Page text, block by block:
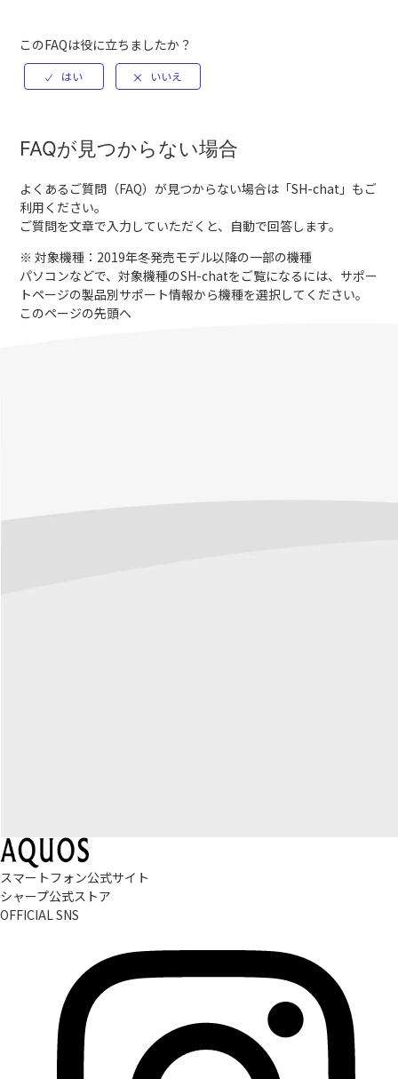
このFAQは役に立ちましたか？
FAQが見つからない場合
よくあるご質問（FAQ）が見つからない場合は「SH-chat 」もご
利用ください。
ご質問を文章で入力していただくと、自動で回答します。
※ 対象機種：2019年冬発売モデル以降の一部の機種
パソコンなどで、対象機種のSH-chatをご覧になるには、サポー
トページの製品別サポート情報から機種を選択してください。
このページの先頭へ
スマートフォン公式サイト
シャープ公式ストア
OFFICIAL SNS